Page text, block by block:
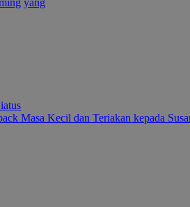
yang
Masa Kecil dan Teriakan kepada